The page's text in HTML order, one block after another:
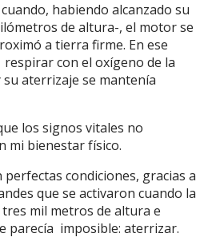
habiendo alcanzado su
de altura-, el motor se
a tierra firme. En ese
con el oxígeno de la
aterrizaje se mantenía
los signos vitales no
mi bienestar físico.
condiciones, gracias a
que se activaron cuando la
mil metros de altura e
parecía imposible: aterrizar.